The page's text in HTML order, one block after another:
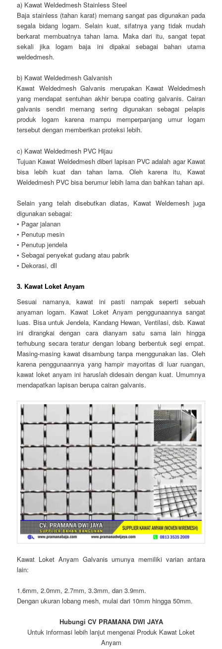
a) Kawat Weldedmesh Stainless Steel
Baja stainless (tahan karat) memang sangat pas digunakan pada
segala bidang logam. Selain kuat, sifatnya yang tidak mudah
berkarat membuatnya tahan lama. Maka dari itu, sangat tepat
sekali jika logam baja ini dipakai sebagai bahan utama
weldedmesh.
b) Kawat Weldedmesh Galvanish
Kawat Weldedmesh Galvanis merupakan Kawat Weldedmesh
yang mendapat sentuhan akhir berupa coating galvanis. Cairan
galvanis sendiri memang sering digunakan sebagai pelapis
produk logam karena mampu memperpanjang umur logam
tersebut dengan memberikan proteksi lebih.
c) Kawat Weldedmesh PVC Hijau
Tujuan Kawat Weldedmesh diberi lapisan PVC adalah agar Kawat
bisa lebih kuat dan tahan lama. Oleh karena itu, Kawat
Weldedmesh PVC bisa berumur lebih lama dan bahkan tahan api.
Selain yang telah disebutkan diatas, Kawat Weldemesh juga
digunakan sebagai:
• Pagar jalanan
• Penutup mesin
• Penutup jendela
• Sebagai penyekat gudang atau pabrik
• Dekorasi, dll
3. Kawat Loket Anyam
Sesuai namanya, kawat ini pasti nampak seperti sebuah
anyaman logam. Kawat Loket Anyam penggunaannya sangat
luas. Bisa untuk Jendela, Kandang Hewan, Ventilasi, dsb. Kawat
ini dirangkai dengan cara dianyam satu sama lain hingga
terhubung secara teratur dengan lobang berbentuk segi empat.
Masing-masing kawat disambung tanpa menggunakan las. Oleh
karena penggunaannya yang hampir mayoritas di luar ruangan,
kawat loket anyam ini haruslah didesain dengan kuat. Umumnya
mendapatkan lapisan berupa cairan galvanis.
Kawat Loket Anyam Galvanis umunya memiliki varian antara
lain:
1.6mm, 2.0mm, 2.7mm, 3.3mm, dan 3.9mm.
Dengan ukuran lobang mesh, mulai dari 10mm hingga 50mm.
Hubungi CV PRAMANA DWI JAYA
Untuk informasi lebih lanjut mengenai Produk Kawat Loket
Anyam